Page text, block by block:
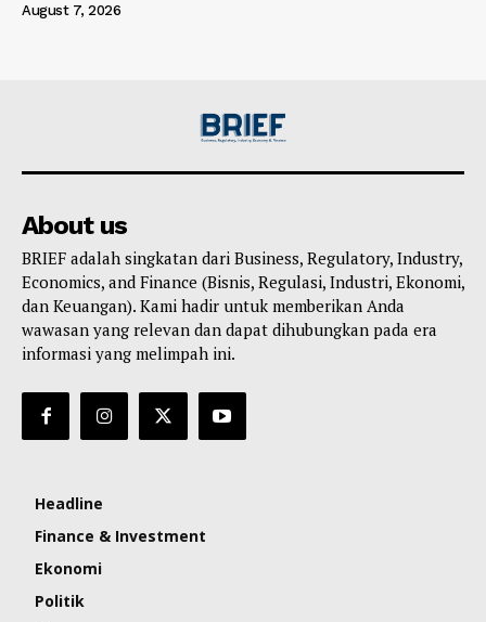
August 7, 2026
About us
BRIEF adalah singkatan dari Business, Regulatory, Industry,
Economics, and Finance (Bisnis, Regulasi, Industri, Ekonomi,
dan Keuangan). Kami hadir untuk memberikan Anda
wawasan yang relevan dan dapat dihubungkan pada era
informasi yang melimpah ini.
Headline
Finance & Investment
Ekonomi
Politik